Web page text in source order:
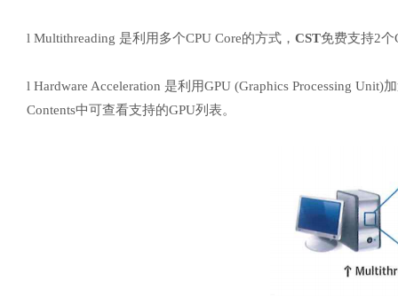
l Multithreading 是利用多个CPU Core的方式， CST免费支持2个
l Hardware Acceleration 是利用GPU (Graphics Processing
Contents中可查看支持的GPU列表。